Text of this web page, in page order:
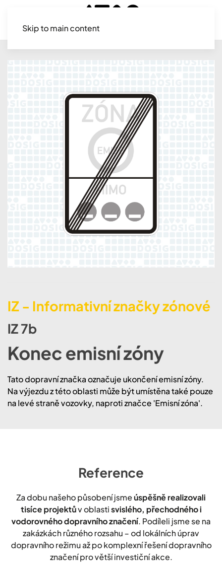
Skip to main content
IZ - Informativní značky zónové
IZ 7b
Konec emisní zóny
Tato dopravní značka označuje ukončení emisní zóny.
Na výjezdu z této oblasti může být umístěna také pouze
na levé straně vozovky, naproti značce 'Emisní zóna'.
Reference
Za dobu našeho působení jsmeúspěšně realizovali
tisíce projektův oblastisvislého, přechodného i
vodorovného dopravního značení. Podíleli jsme se na
zakázkách různého rozsahu – od lokálních úprav
dopravního režimu až po komplexní řešení dopravního
značení pro větší investiční akce.